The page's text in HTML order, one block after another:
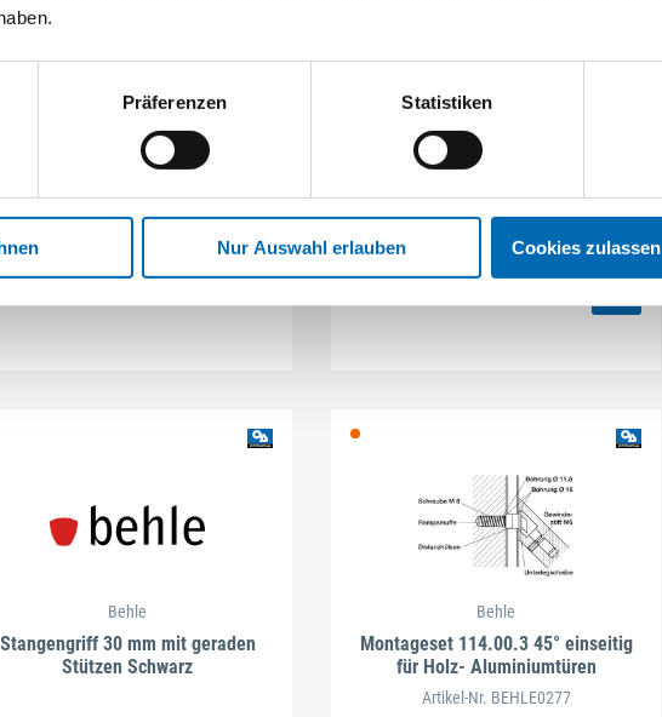
Präferenzen Statistiken
Nur Auswahl erlauben Cookies zulassen
Behle
Stangengriff 30 mm mit schrägen
Stützen Edelstahl
32 Ausführungen
Behle
Montageset 114.00 einseitig für
Holz-Aluminiumtüren
Behle
Stangengriff 30 mm mit geraden
Stützen Schwarz
Behle
Montageset 114.00.3 45° einseitig
für Holz- Aluminiumtüren
Artikel-Nr. BEHLE0277